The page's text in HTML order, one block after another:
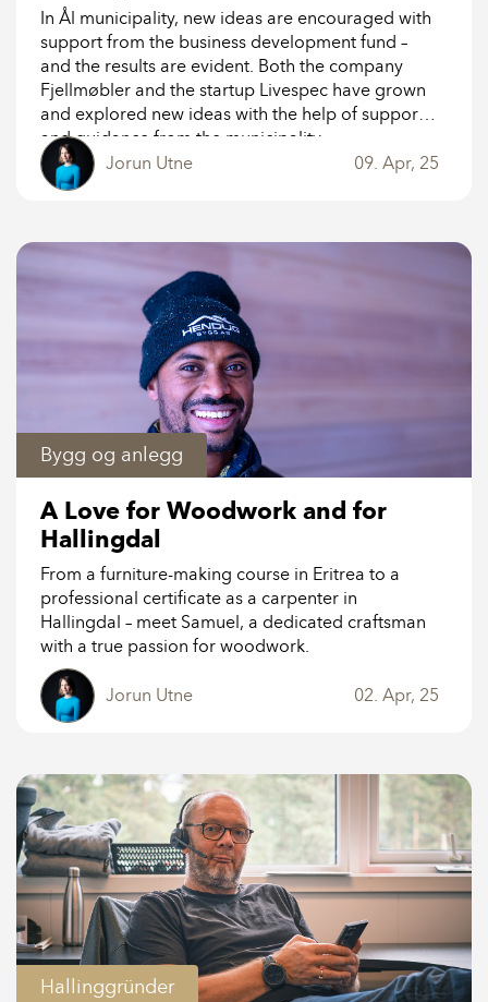
In Ål municipality, new ideas are encouraged with
support from the business development fund –
and the results are evident. Both the company
Fjellmøbler and the startup Livespec have grown
and explored new ideas with the help of support
and guidance from the municipality.
Jorun Utne
09. Apr, 25
Bygg og anlegg
A Love for Woodwork and for
Hallingdal
From a furniture-making course in Eritrea to a
professional certificate as a carpenter in
Hallingdal – meet Samuel, a dedicated craftsman
with a true passion for woodwork.
Jorun Utne 02. Apr, 25
Hallinggründer